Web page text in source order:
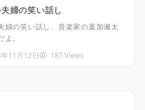
婦の笑い話し
婦の笑い話し、音楽家の葉加瀬太
よ。
11月12日
187 Views